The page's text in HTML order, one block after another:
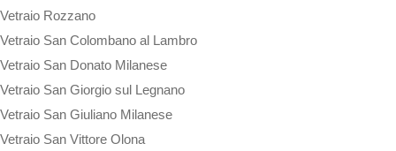
Vetraio Rozzano
Vetraio San Colombano al Lambro
Vetraio San Donato Milanese
Vetraio San Giorgio sul Legnano
Vetraio San Giuliano Milanese
Vetraio San Vittore Olona